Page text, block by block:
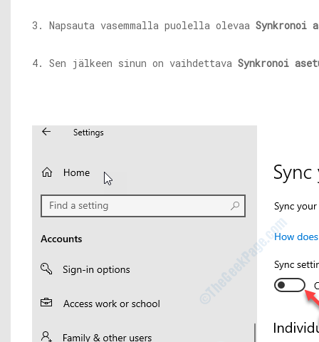
3. Napsauta vasemmalla puolella olevaa Synkronoi
4. Sen jälkeen sinun on vaihdettava Synkronoi